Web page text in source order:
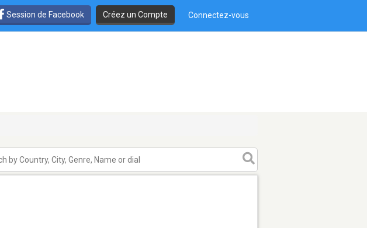
Session de Facebook Créez un Compte Connectez-vous